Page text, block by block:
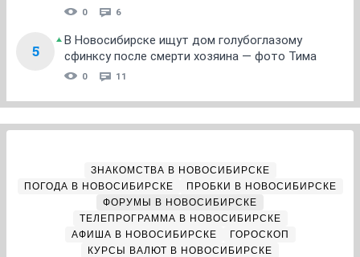
0 6
5
В Новосибирске ищут дом голубоглазому
сфинксу после смерти хозяина — фото Тима
0 11
ЗНАКОМСТВА В НОВОСИБИРСКЕ
ПОГОДА В НОВОСИБИРСКЕ
ПРОБКИ В НОВОСИБИРСКЕ
ФОРУМЫ В НОВОСИБИРСКЕ
ТЕЛЕПРОГРАММА В НОВОСИБИРСКЕ
АФИША В НОВОСИБИРСКЕ
ГОРОСКОП
КУРСЫ ВАЛЮТ В НОВОСИБИРСКЕ